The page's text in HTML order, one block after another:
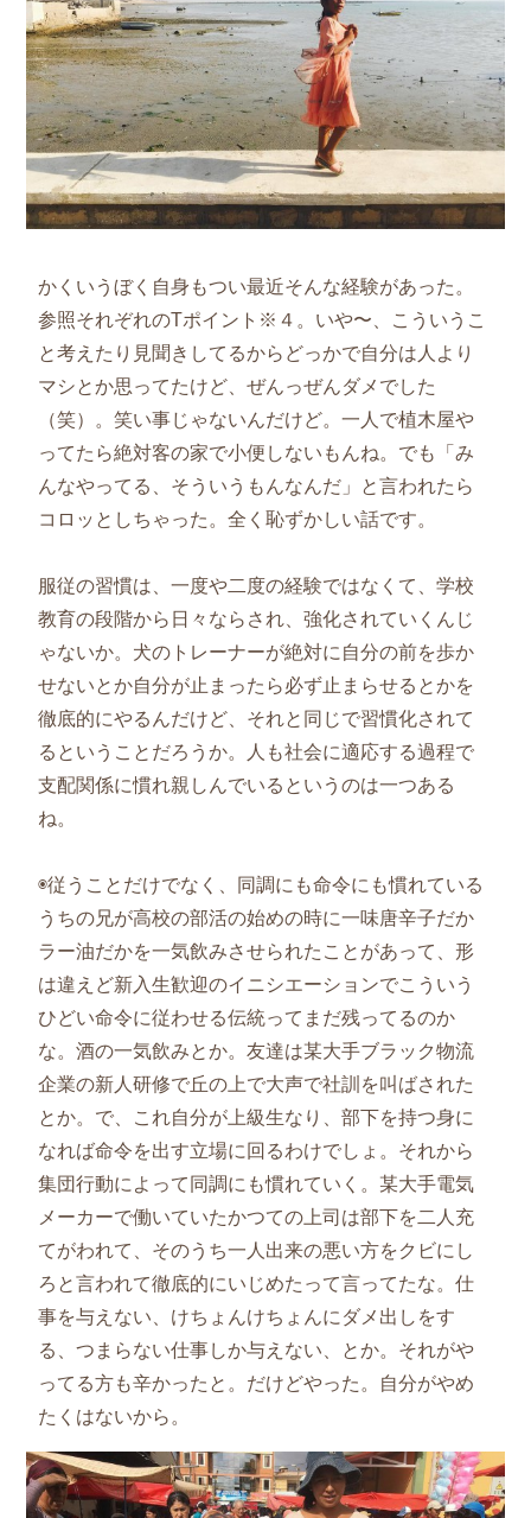
かくいうぼく自身もつい最近そんな経験があった。
参照それぞれのTポイント※４。いや〜、こういうこ
と考えたり見聞きしてるからどっかで自分は人より
マシとか思ってたけど、ぜんっぜんダメでした
（笑）。笑い事じゃないんだけど。一人で植木屋や
ってたら絶対客の家で小便しないもんね。でも「み
んなやってる、そういうもんなんだ」と言われたら
コロッとしちゃった。全く恥ずかしい話です。
服従の習慣は、一度や二度の経験ではなくて、学校
教育の段階から日々ならされ、強化されていくんじ
ゃないか。犬のトレーナーが絶対に自分の前を歩か
せないとか自分が止まったら必ず止まらせるとかを
徹底的にやるんだけど、それと同じで習慣化されて
るということだろうか。人も社会に適応する過程で
支配関係に慣れ親しんでいるというのは一つある
ね。
◉従うことだけでなく、同調にも命令にも慣れている
うちの兄が高校の部活の始めの時に一味唐辛子だか
ラー油だかを一気飲みさせられたことがあって、形
は違えど新入生歓迎のイニシエーションでこういう
ひどい命令に従わせる伝統ってまだ残ってるのか
な。酒の一気飲みとか。友達は某大手ブラック物流
企業の新人研修で丘の上で大声で社訓を叫ばされた
とか。で、これ自分が上級生なり、部下を持つ身に
なれば命令を出す立場に回るわけでしょ。それから
集団行動によって同調にも慣れていく。某大手電気
メーカーで働いていたかつての上司は部下を二人充
てがわれて、そのうち一人出来の悪い方をクビにし
ろと言われて徹底的にいじめたって言ってたな。仕
事を与えない、けちょんけちょんにダメ出しをす
る、つまらない仕事しか与えない、とか。それがや
ってる方も辛かったと。だけどやった。自分がやめ
たくはないから。